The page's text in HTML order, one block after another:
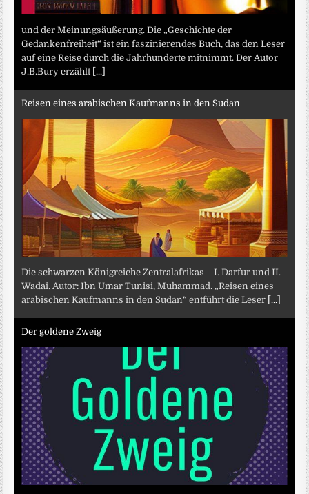
und der Meinungsäußerung. Die „Geschichte der
Gedankenfreiheit“ ist ein faszinierendes Buch, das den Leser
auf eine Reise durch die Jahrhunderte mitnimmt. Der Autor
J.B.Bury erzählt [...]
Reisen eines arabischen Kaufmanns in den Sudan
Die schwarzen Königreiche Zentralafrikas – I. Darfur und II.
Wadai. Autor: Ibn Umar Tunisi, Muhammad. „Reisen eines
arabischen Kaufmanns in den Sudan“ entführt die Leser [...]
Der goldene Zweig